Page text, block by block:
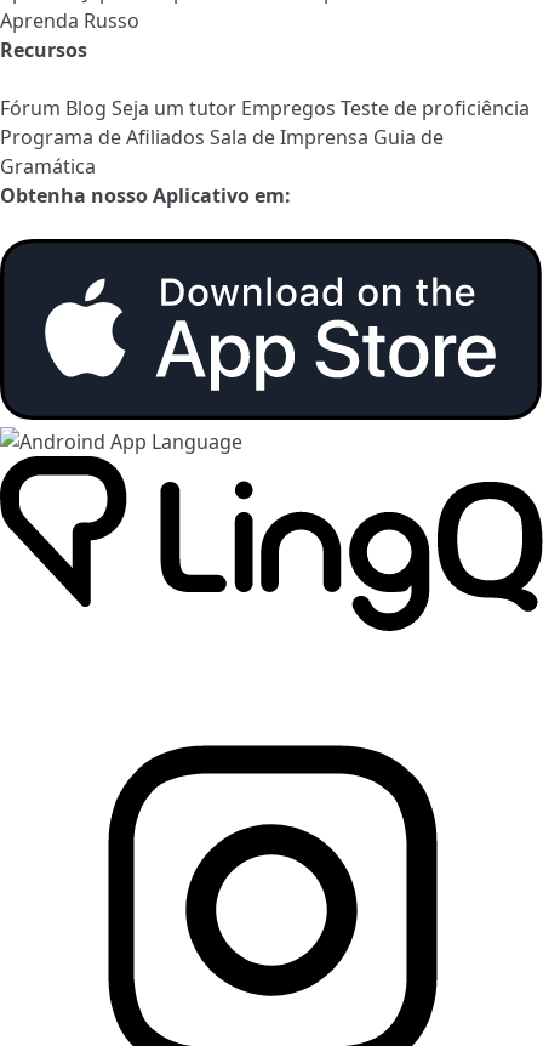
Aprenda Russo
Recursos
Fórum Blog Seja um tutor Empregos Teste de proficiência
Programa de Afiliados Sala de Imprensa Guia de
Gramática
Obtenha nosso Aplicativo em: